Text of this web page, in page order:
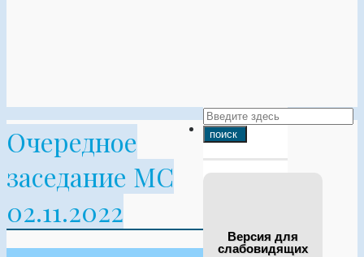
Версия для
слабовидящих
Очередное
заседание МС
02.11.2022